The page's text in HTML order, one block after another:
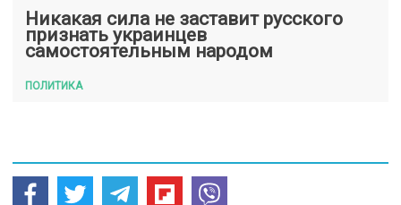
Никакая сила не заставит русского
признать украинцев
самостоятельным народом
ПОЛИТИКА